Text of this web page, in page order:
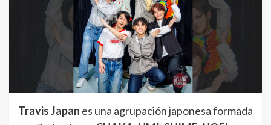
Travis Japan es una agrupación japonesa formada